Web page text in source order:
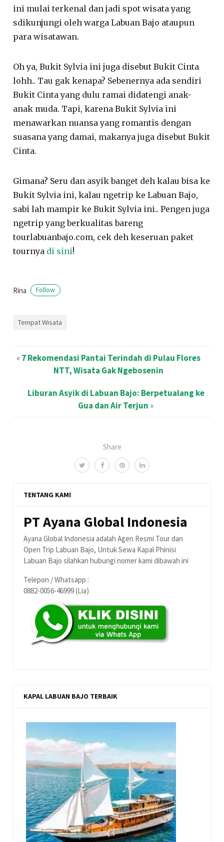
Share
ini mulai terkenal dan jadi spot wisata yang
sdikunjungi oleh warga Labuan Bajo ataupun
para wisatawan.
Oh ya, Bukit Sylvia ini juga disebut Bukit Cinta
lohh.. Tau gak kenapa? Sebenernya ada sendiri
Bukit Cinta yang dulu ramai didatengi anak-
anak muda. Tapi, karena Bukit Sylvia ini
menawarkan nuansa yang romantis dengan
suasana yang damai, makanya juga disebut Bukit
Cinta.
Gimana? Seru dan asyik banget deh kalau bisa ke
Bukit Sylvia ini, kalau ngetrip ke Labuan Bajo,
sabi lah mampir ke Bukit Sylvia ini.. Pengen juga
ngetrip yang berkualitas bareng
tourlabuanbajo.com, cek deh keseruan paket
tournya di sini!
Rina Follow
Tempat Wisata
«7 Rekomendasi Pantai Terindah di Pulau Flores
NTT, Wisata Gak Ngebosenin
Liburan Asyik di Labuan Bajo: Berpetualang ke
Gua dan Air Terjun »
TENTANG KAMI
PT Ayana Global Indonesia
Ayana Global Indonesia adalah Agen Resmi Tour dan
Open Trip Labuan Bajo, Untuk Sewa Kapal Phinisi
Labuan Bajo silahkan hubungi nomer kami dibawah ini
Telepon / Whatsapp :
0882-0056-46999 (Lia)
KAPAL LABUAN BAJO TERBAIK